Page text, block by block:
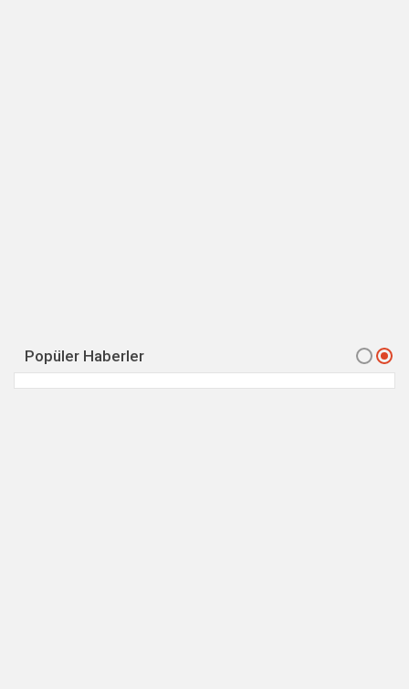
Popüler Haberler